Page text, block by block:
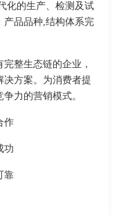
化的生产、检测及试
产品品种,结构体系完
整生态链的企业，
决方案。为消费者提
力的营销模式。
作
功
靠